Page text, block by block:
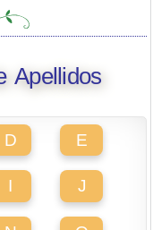
Apellidos
D E
I J